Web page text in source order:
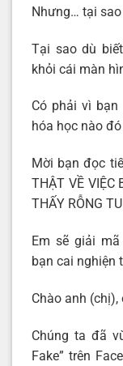
Nhưng… tại
Tại sao dù
khỏi cái màn
Có phải vì
hóa học nào
Mời bạn đọc
THẬT VỀ VIỆC
THẤY RỖNG
Em sẽ giải
bạn cai nghiện
Chào anh (chị),
Chúng ta đã
Fake” trên